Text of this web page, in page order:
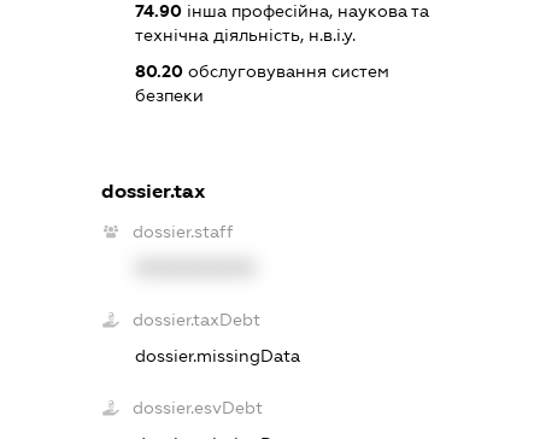
74.90 інша професійна, наукова та
технічна діяльність, н.в.і.у.
80.20 обслуговування систем
безпеки
dossier.tax
dossier.staff
dossier.taxDebt
dossier.missingData
dossier.esvDebt